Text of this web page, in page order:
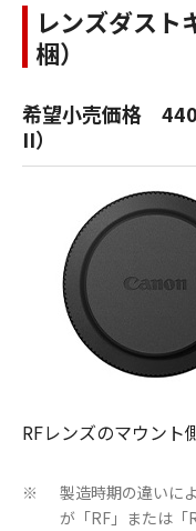
レンズダスト
梱）
希望小売価格 440
II）
RFレンズのマウント
※
製造時期の違いに
が「RF」または「